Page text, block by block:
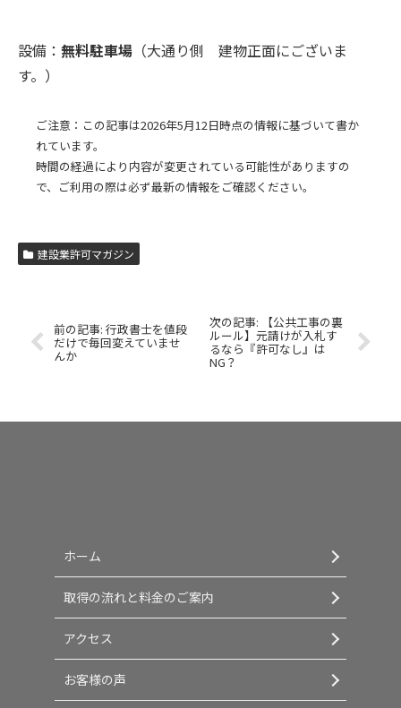
設備： 無料駐車場 （大通り側 建物正面にございま
す。）
ご注意：この記事は2026年5月12日時点の情報に基づいて書か
れています。
時間の経過により内容が変更されている可能性がありますの
で、ご利用の際は必ず最新の情報をご確認ください。
建設業許可マガジン
行政書士を値段
だけで毎回変えていませ
んか
【公共工事の裏
ルール】元請けが入札す
るなら『許可なし』は
NG？
ホーム
取得の流れと料金のご案内
アクセス
お客様の声